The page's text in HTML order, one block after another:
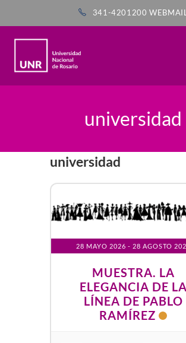
341-4201200WEBMAIL
universidad
universidad
28 MAYO 2026 - 28 AGOSTO
MUESTRA. LA
ELEGANCIA DE LA
LÍNEA DE PABLO
RAMÍREZ